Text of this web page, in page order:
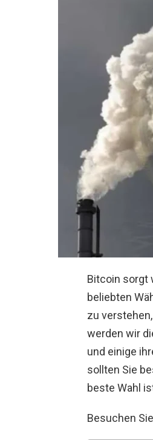
Bitcoin sorgt
beliebten
zu
werden wir
und einige
sollten Sie
beste Wahl
Besuchen